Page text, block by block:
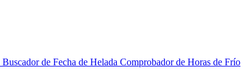
Buscador de Fecha de Helada Comprobador de Horas de Frío